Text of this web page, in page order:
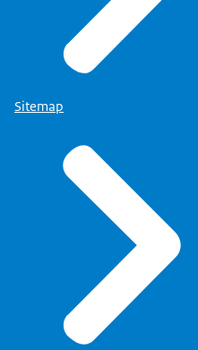
Nou, dat zie je niet
de SG-EZ, die gaat
tussentijds
ook niet veel zeggen.
Sitemap